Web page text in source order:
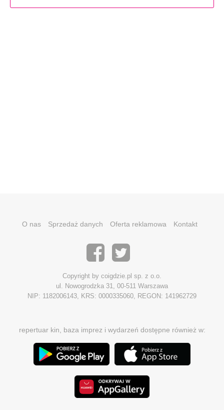
O nas Sprzedaż danych Oferta reklamowa Kontakt
Copyright by coigdzie.pl sp. z o.o.
ul. Nowogrodzka 31, 00-511 Warszawa
NIP: 1182006143, KRS: 0000335060, REGON: 141962729
repertuar kin, baza imprez i wydarzeń dostępne również w: